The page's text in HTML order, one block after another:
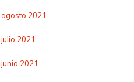
agosto 2021
julio 2021
junio 2021